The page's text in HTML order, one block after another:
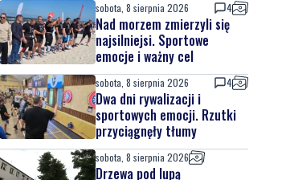
sobota, 8 sierpnia 2026 4
Nad morzem zmierzyli się
najsilniejsi. Sportowe
emocje i ważny cel
sobota, 8 sierpnia 2026 4
Dwa dni rywalizacji i
sportowych emocji. Rzutki
przyciągnęły tłumy
sobota, 8 sierpnia 2026
Drzewa pod lupą